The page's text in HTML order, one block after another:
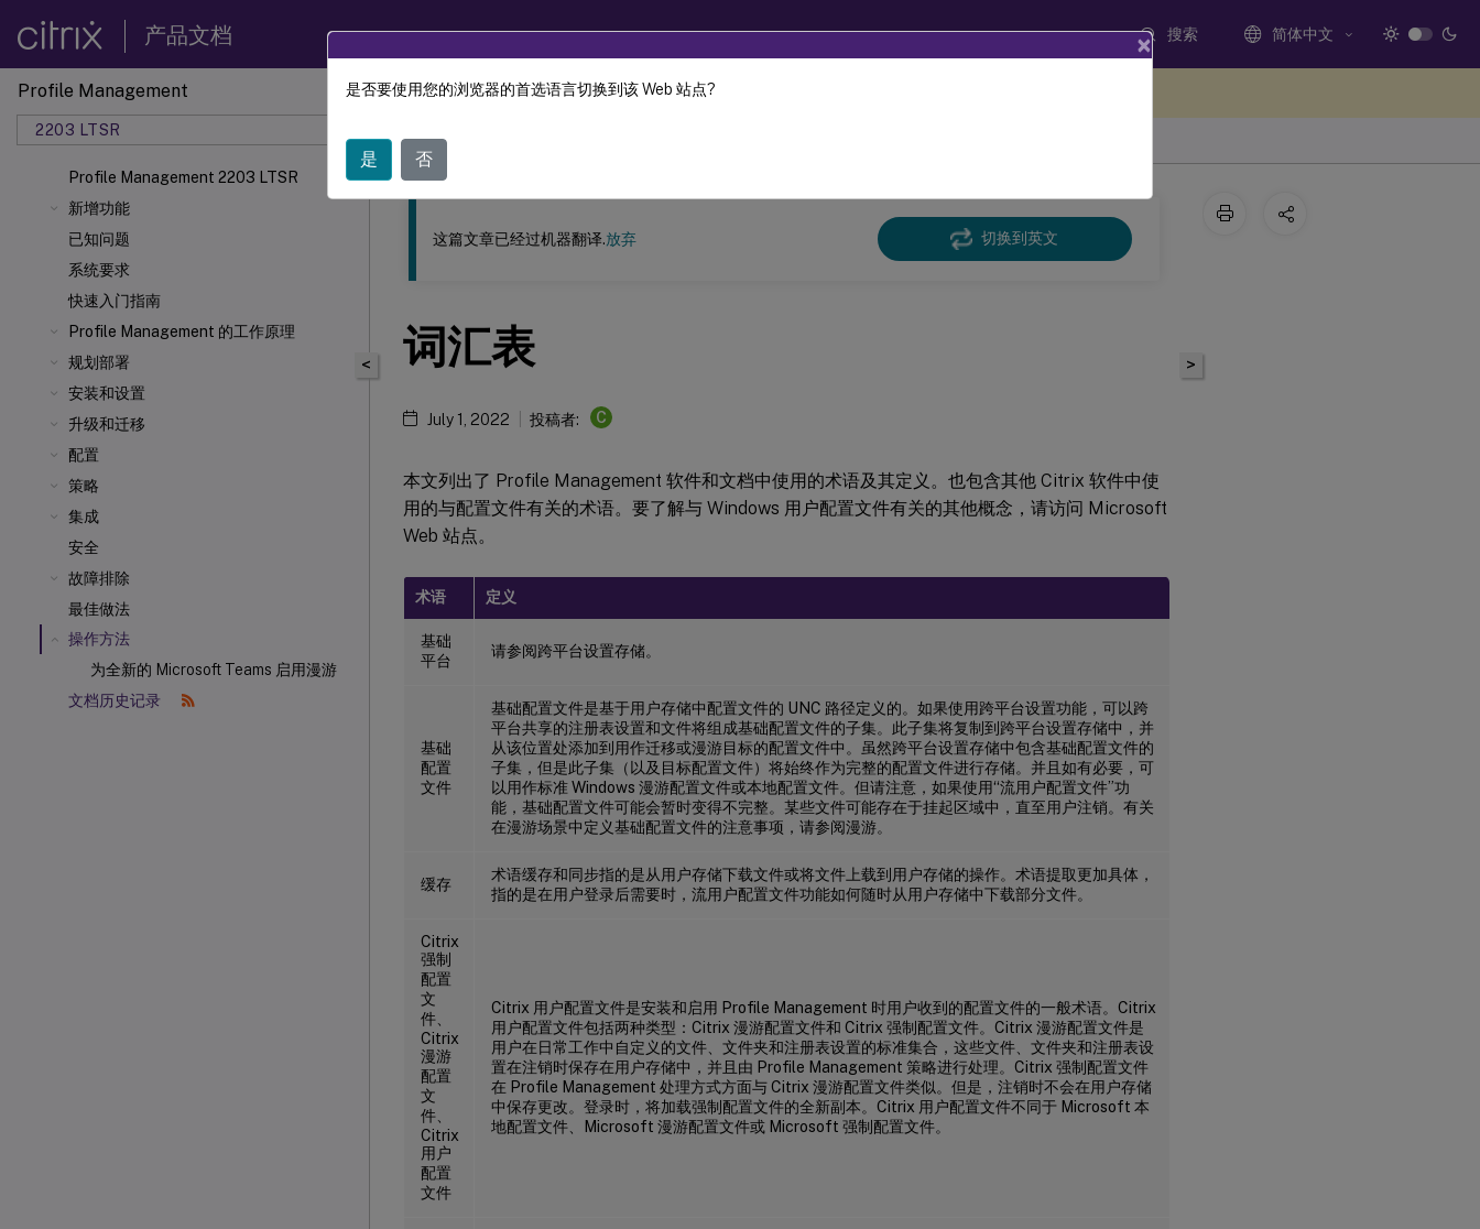
产品文档 搜索 简体中文
Profile Management
2203 LTSR
Profile Management 2203 LTSR
新增功能
已知问题
系统要求
快速入门指南
Profile Management 的工作原理
规划部署
安装和设置
升级和迁移
配置
策略
集成
安全
故障排除
最佳做法
操作方法
为全新的 Microsoft Teams 启用漫游
文档历史记录
此内容已经过机器动态翻译。
<
这篇文章已经过机器翻译.放弃 切换到英文
词汇表
July 1, 2022 投稿者: C
本文列出了 Profile Management 软件和文档中使用的术语及其定义。也包含其他 Citrix 软件中使
用的与配置文件有关的术语。要了解与 Windows 用户配置文件有关的其他概念，请访问 Microsoft
Web 站点。
术语 定义
基础
平台
请参阅跨平台设置存储。
基础
配置
文件
基础配置文件是基于用户存储中配置文件的 UNC 路径定义的。如果使用跨平台设置功能，可以跨
平台共享的注册表设置和文件将组成基础配置文件的子集。此子集将复制到跨平台设置存储中，并
从该位置处添加到用作迁移或漫游目标的配置文件中。虽然跨平台设置存储中包含基础配置文件的
子集，但是此子集（以及目标配置文件）将始终作为完整的配置文件进行存储。并且如有必要，可
以用作标准 Windows 漫游配置文件或本地配置文件。但请注意，如果使用“流用户配置文件”功
能，基础配置文件可能会暂时变得不完整。某些文件可能存在于挂起区域中，直至用户注销。有关
在漫游场景中定义基础配置文件的注意事项，请参阅漫游。
缓存
术语缓存和同步指的是从用户存储下载文件或将文件上载到用户存储的操作。术语提取更加具体，
指的是在用户登录后需要时，流用户配置文件功能如何随时从用户存储中下载部分文件。
Citrix
强制
配置
文
件、
Citrix
漫游
配置
文
件、
Citrix
用户
配置
文件
Citrix 用户配置文件是安装和启用 Profile Management 时用户收到的配置文件的一般术语。Citrix
用户配置文件包括两种类型：Citrix 漫游配置文件和 Citrix 强制配置文件。Citrix 漫游配置文件是
用户在日常工作中自定义的文件、文件夹和注册表设置的标准集合，这些文件、文件夹和注册表设
置在注销时保存在用户存储中，并且由 Profile Management 策略进行处理。Citrix 强制配置文件
在 Profile Management 处理方式方面与 Citrix 漫游配置文件类似。但是，注销时不会在用户存储
中保存更改。登录时，将加载强制配置文件的全新副本。Citrix 用户配置文件不同于 Microsoft 本
地配置文件、Microsoft 漫游配置文件或 Microsoft 强制配置文件。
>
×
是否要使用您的浏览器的首选语言切换到该 Web 站点?
是 否